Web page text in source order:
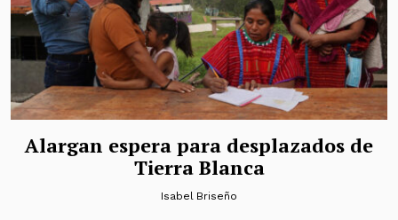
Alargan espera para desplazados de
Tierra Blanca
Isabel Briseño